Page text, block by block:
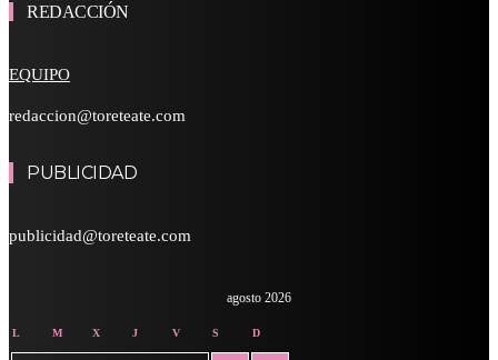
REDACCIÓN
EQUIPO
redaccion@toreteate.com
PUBLICIDAD
publicidad@toreteate.com
agosto 2026
L M X J V S D